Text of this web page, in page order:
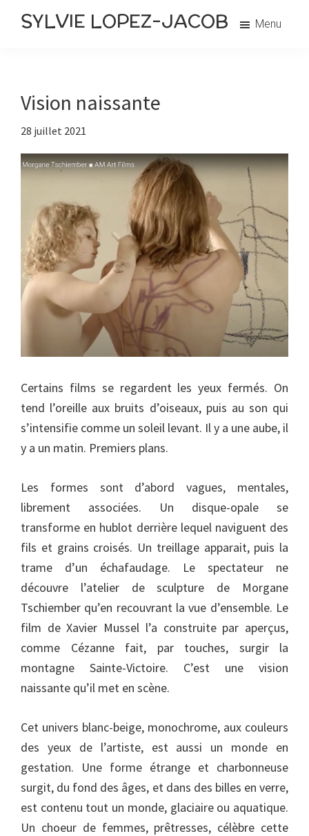
Passer
Passer
principale
SYLVIE LOPEZ-JACOB
Exercices Menu
Vision naissante
28 juillet 2021
Certains films se regardent les yeux fermés. On
tend l’oreille aux bruits d’oiseaux, puis au son qui
s’intensifie comme un soleil levant. Il y a une aube, il
y a un matin. Premiers plans.
Les formes sont d’abord vagues, mentales,
librement associées. Un disque-opale se
transforme en hublot derrière lequel naviguent des
fils et grains croisés. Un treillage apparait, puis la
trame d’un échafaudage. Le spectateur ne
découvre l’atelier de sculpture de Morgane
Tschiember qu’en recouvrant la vue d’ensemble. Le
film de Xavier Mussel l’a construite par aperçus,
comme Cézanne fait, par touches, surgir la
montagne Sainte-Victoire. C’est une vision
naissante qu’il met en scène.
Cet univers blanc-beige, monochrome, aux couleurs
des yeux de l’artiste, est aussi un monde en
gestation. Une forme étrange et charbonneuse
surgit, du fond des âges, et dans des billes en verre,
est contenu tout un monde, glaciaire ou aquatique.
Un choeur de femmes, prêtresses, célèbre cette